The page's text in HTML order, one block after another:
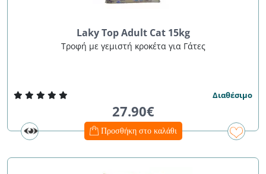
Laky Top Adult Cat 15kg
Τροφή με γεμιστή κροκέτα για Γάτες
Διαθέσιμο
27.90€
Προσθήκη στο καλάθι